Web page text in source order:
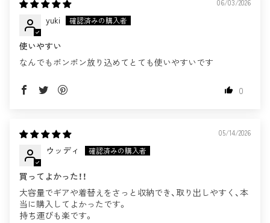
06/03/2026
yuki
使いやすい
なんでもポンポン放り込めてとても使いやすいです
0
05/14/2026
ウッディ
買ってよかった！！
大容量でギアや着替えをさっと収納でき、取り出しやすく、本
当に購入してよかったです。
持ち運びも楽です。